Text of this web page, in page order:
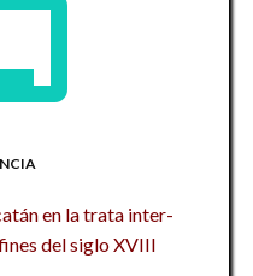
en la trata inter-
del siglo XVIII